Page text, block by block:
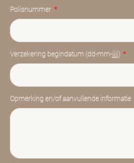
Polisnummer
Verzekering begindatum (dd-mm-jjjj)
Opmerking en/of aanvullende informatie